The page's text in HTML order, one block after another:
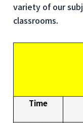
variety of our
classrooms.
Time